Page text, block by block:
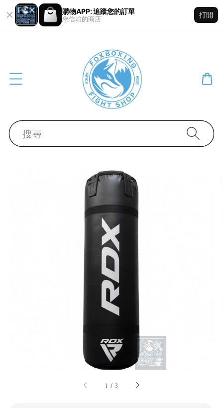
購物APP: 追蹤您的訂單
您信賴的商店
打開
搜尋
1 / 3